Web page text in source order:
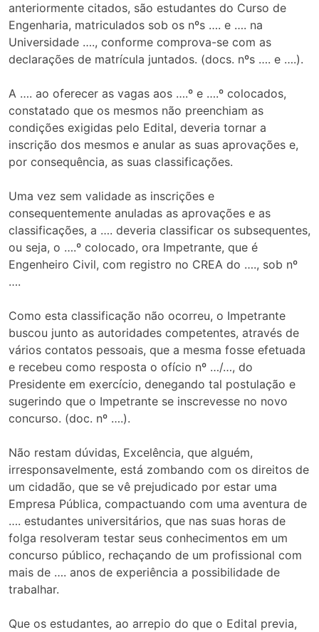
anteriormente citados, são estudantes do Curso de
Engenharia, matriculados sob os nºs …. e …. na
Universidade …., conforme comprova-se com as
declarações de matrícula juntados. (docs. nºs …. e ….).
A …. ao oferecer as vagas aos ….º e ….º colocados,
constatado que os mesmos não preenchiam as
condições exigidas pelo Edital, deveria tornar a
inscrição dos mesmos e anular as suas aprovações e,
por consequência, as suas classificações.
Uma vez sem validade as inscrições e
consequentemente anuladas as aprovações e as
classificações, a …. deveria classificar os subsequentes,
ou seja, o ….º colocado, ora Impetrante, que é
Engenheiro Civil, com registro no CREA do …., sob nº
….
Como esta classificação não ocorreu, o Impetrante
buscou junto as autoridades competentes, através de
vários contatos pessoais, que a mesma fosse efetuada
e recebeu como resposta o ofício nº …/…, do
Presidente em exercício, denegando tal postulação e
sugerindo que o Impetrante se inscrevesse no novo
concurso. (doc. nº ….).
Não restam dúvidas, Excelência, que alguém,
irresponsavelmente, está zombando com os direitos de
um cidadão, que se vê prejudicado por estar uma
Empresa Pública, compactuando com uma aventura de
…. estudantes universitários, que nas suas horas de
folga resolveram testar seus conhecimentos em um
concurso público, rechaçando de um profissional com
mais de …. anos de experiência a possibilidade de
trabalhar.
Que os estudantes, ao arrepio do que o Edital previa,